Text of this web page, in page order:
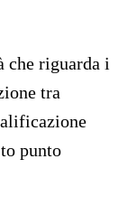
che riguarda i
tra
punto